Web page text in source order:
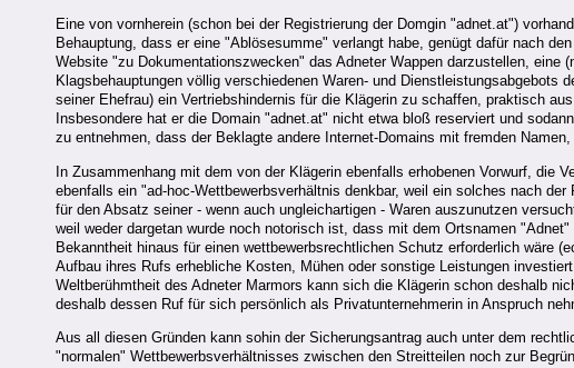
Eine von vornherein (schon bei der Registrierung der Domgin "adnet.at")
Behauptung, dass er eine "Ablösesumme" verlangt habe, genügt dafür nach
Website "zu Dokumentationszwecken" das Adneter Wappen darzustellen, eine
Klagsbehauptungen völlig verschiedenen Waren- und
seiner Ehefrau) ein Vertriebshindernis für die Klägerin zu schaffen, praktisch
Insbesondere hat er die Domain "adnet.at" nicht etwa bloß reserviert und
zu entnehmen, dass der Beklagte andere Internet-Domains mit fremden
In Zusammenhang mit dem von der Klägerin ebenfalls erhobenen Vorwurf, die
ebenfalls ein "ad-hoc-Wettbewerbsverhältnis denkbar, weil ein solches nach
für den Absatz seiner - wenn auch ungleichartigen - Waren auszunutzen
weil weder dargetan wurde noch notorisch ist, dass mit dem Ortsnamen
Bekanntheit hinaus für einen wettbewerbsrechtlichen Schutz erforderlich wäre
Aufbau ihres Rufs erhebliche Kosten, Mühen oder sonstige Leistungen
Weltberühmtheit des Adneter Marmors kann sich die Klägerin schon deshalb
deshalb dessen Ruf für sich persönlich als Privatunternehmerin in Anspruch
Aus all diesen Gründen kann sohin der Sicherungsantrag auch unter dem
"normalen" Wettbewerbsverhältnisses zwischen den Streitteilen noch zur